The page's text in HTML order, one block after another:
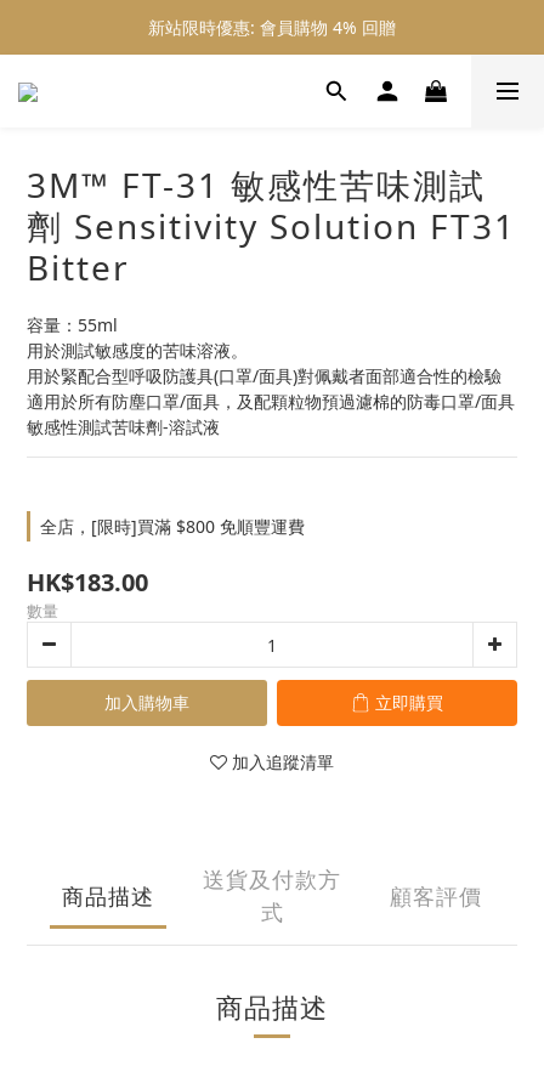
新站限時優惠: 會員購物 4% 回贈
新站限時優惠: 會員購物 4% 回贈
新站限時優惠: 滿 $800 順豐免運費
3M™ FT-31 敏感性苦味測試
劑 Sensitivity Solution FT31
Bitter
容量：55ml
用於測試敏感度的苦味溶液。
用於緊配合型呼吸防護具(口罩/面具)對佩戴者面部適合性的檢驗
適用於所有防塵口罩/面具，及配顆粒物預過濾棉的防毒口罩/面具
敏感性測試苦味劑-溶試液
全店，[限時]買滿 $800 免順豐運費
HK$183.00
數量
加入購物車 立即購買
加入追蹤清單
商品描述
送貨及付款方
式
顧客評價
商品描述